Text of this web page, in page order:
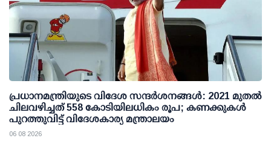
പ്രധാനമന്ത്രിയുടെ വിദേശ സന്ദർശനങ്ങൾ: 2021 മുതൽ
ചിലവഴിച്ചത് 558 കോടിയിലധികം രൂപ; കണക്കുകൾ
പുറത്തുവിട്ട് വിദേശകാര്യ മന്ത്രാലയം
06 08 2026